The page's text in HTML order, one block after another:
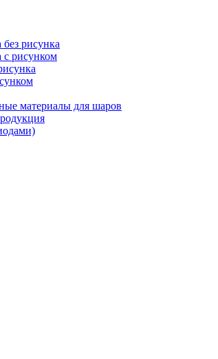
рисунка
с рисунком
материалы для шаров